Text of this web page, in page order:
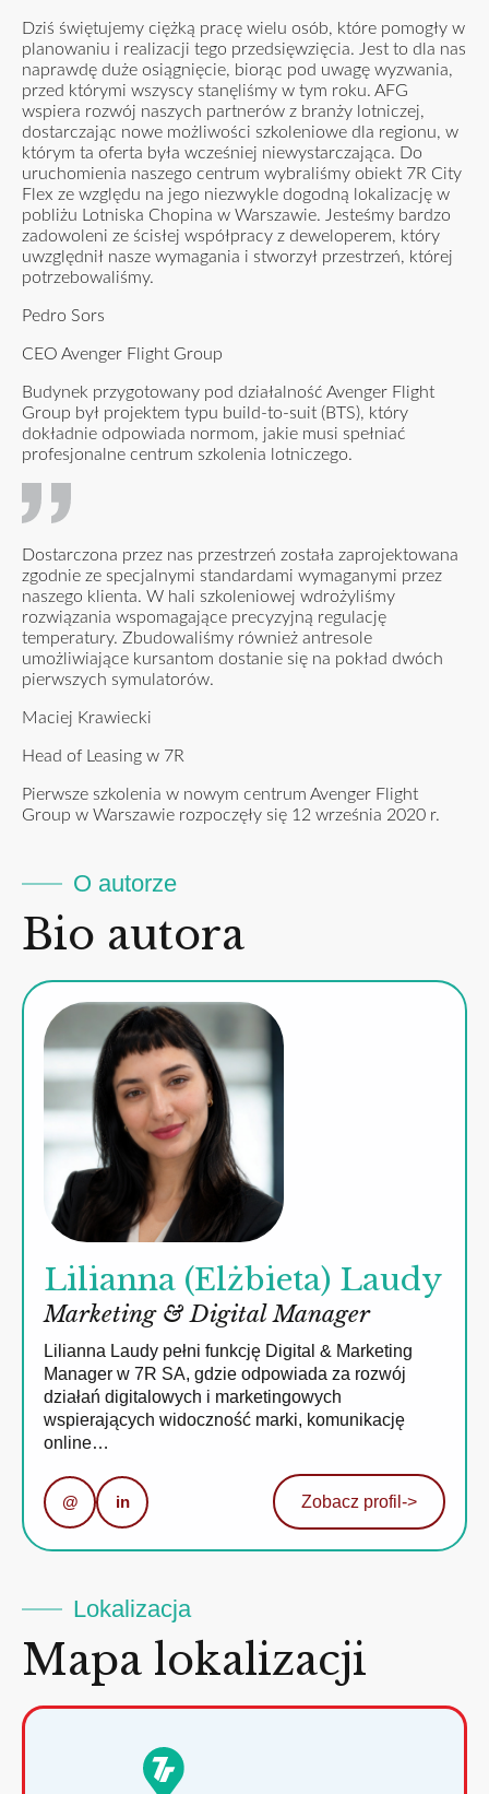
Dziś świętujemy ciężką pracę wielu osób, które pomogły w
planowaniu i realizacji tego przedsięwzięcia. Jest to dla nas
naprawdę duże osiągnięcie, biorąc pod uwagę wyzwania,
przed którymi wszyscy stanęliśmy w tym roku. AFG
wspiera rozwój naszych partnerów z branży lotniczej,
dostarczając nowe możliwości szkoleniowe dla regionu, w
którym ta oferta była wcześniej niewystarczająca. Do
uruchomienia naszego centrum wybraliśmy obiekt 7R City
Flex ze względu na jego niezwykle dogodną lokalizację w
pobliżu Lotniska Chopina w Warszawie. Jesteśmy bardzo
zadowoleni ze ścisłej współpracy z deweloperem, który
uwzględnił nasze wymagania i stworzył przestrzeń, której
potrzebowaliśmy.
Pedro Sors
CEO Avenger Flight Group
Budynek przygotowany pod działalność Avenger Flight
Group był projektem typu build-to-suit (BTS), który
dokładnie odpowiada normom, jakie musi spełniać
profesjonalne centrum szkolenia lotniczego.
Dostarczona przez nas przestrzeń została zaprojektowana
zgodnie ze specjalnymi standardami wymaganymi przez
naszego klienta. W hali szkoleniowej wdrożyliśmy
rozwiązania wspomagające precyzyjną regulację
temperatury. Zbudowaliśmy również antresole
umożliwiające kursantom dostanie się na pokład dwóch
pierwszych symulatorów.
Maciej Krawiecki
Head of Leasing w 7R
Pierwsze szkolenia w nowym centrum Avenger Flight
Group w Warszawie rozpoczęły się 12 września 2020 r.
O autorze
Bio autora
Lilianna (Elżbieta) Laudy
Marketing & Digital Manager
Lilianna Laudy pełni funkcję Digital & Marketing
Manager w 7R SA, gdzie odpowiada za rozwój
działań digitalowych i marketingowych
wspierających widoczność marki, komunikację
online…
@ in Zobacz profil ->
Lokalizacja
Mapa lokalizacji